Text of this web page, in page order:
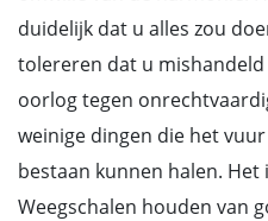
duidelijk dat u alles zou
tolereren dat u
oorlog tegen
weinige dingen die het
bestaan kunnen halen. Het
Weegschalen houden van